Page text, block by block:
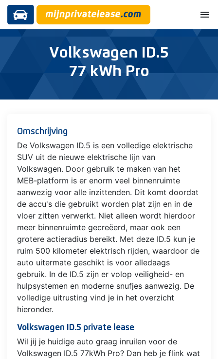
menu
Volkswagen ID.5
77 kWh Pro
Omschrijving
De Volkswagen ID.5 is een volledige elektrische
SUV uit de nieuwe elektrische lijn van
Volkswagen. Door gebruik te maken van het
MEB-platform is er enorm veel binnenruimte
aanwezig voor alle inzittenden. Dit komt doordat
de accu's die gebruikt worden plat zijn en in de
vloer zitten verwerkt. Niet alleen wordt hierdoor
meer binnenruimte gecreëerd, maar ook een
grotere actieradius bereikt. Met deze ID.5 kun je
ruim 500 kilometer elektrisch rijden, waardoor de
auto uitermate geschikt is voor alledaags
gebruik. In de ID.5 zijn er volop veiligheid- en
hulpsystemen en moderne snufjes aanwezig. De
volledige uitrusting vind je in het overzicht
hieronder.
Volkswagen ID.5 private lease
Wil jij je huidige auto graag inruilen voor de
Volkswagen ID.5 77kWh Pro? Dan heb je flink wat